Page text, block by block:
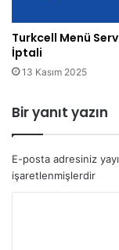
Turkcell Menü
İptali
13 Kasım 2025
Bir yanıt yazın
E-posta adresiniz
işaretlenmişlerdir